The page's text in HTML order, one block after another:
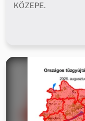
KÖZEPE.